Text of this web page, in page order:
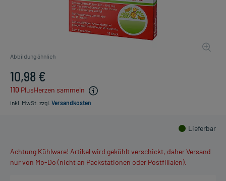
Abbildung ähnlich
10,98 €
110 PlusHerzen sammeln
inkl. MwSt. zzgl. Versandkosten
Lieferbar
Achtung Kühlware! Artikel wird gekühlt verschickt, daher Versand
nur von Mo-Do (nicht an Packstationen oder Postfilialen).